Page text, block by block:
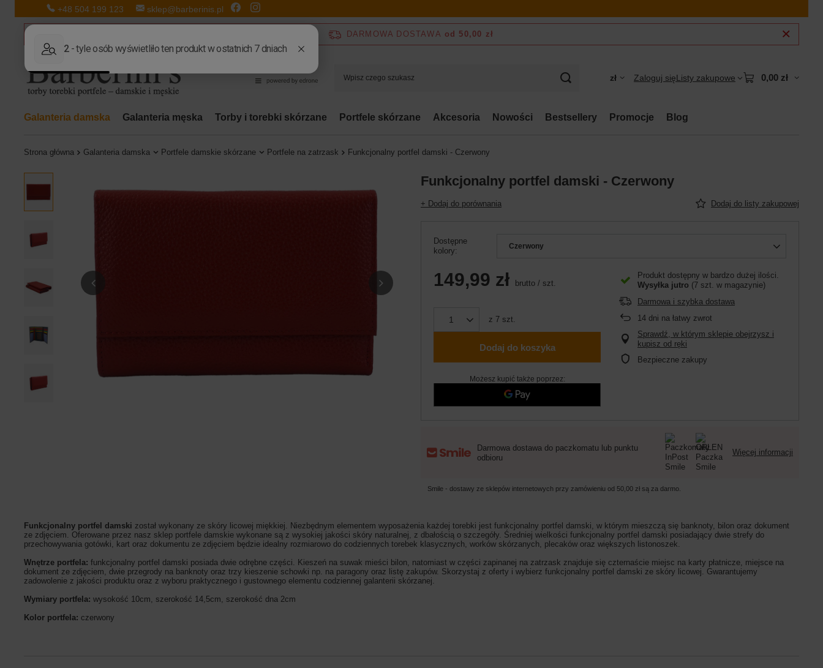
+48 504 199 123 sklep@barberinis.pl
DARMOWA DOSTAWA od 50,00 zł
zł Zaloguj sięListy zakupowe 0,00 zł
Galanteria damska Galanteria męska Torby i torebki skórzane Portfele skórzane Akcesoria Nowości Bestsellery Promocje Blog
Strona główna Galanteria damska Portfele damskie skórzane Portfele na zatrzask Funkcjonalny portfel damski - Czerwony
Funkcjonalny portfel damski - Czerwony
+ Dodaj do porównania Dodaj do listy zakupowej
Dostępne
kolory
Czerwony
149,99 zł brutto / szt.
z 7 szt.
Dodaj do koszyka
Możesz kupić także poprzez:
Produkt dostępny w bardzo dużej ilości
Wysyłka jutro (7 szt. w magazynie)
Darmowa i szybka dostawa
14 dni na łatwy zwrot
Sprawdź, w którym sklepie obejrzysz i
kupisz od ręki
Bezpieczne zakupy
Darmowa dostawa do paczkomatu lub punktu
odbioru
Więcej informacji
Smile - dostawy ze sklepów internetowych przy zamówieniu od 50,00 zł są za darmo.
Funkcjonalny portfel damski został wykonany ze skóry licowej miękkiej. Niezbędnym elementem wyposażenia każdej torebki jest funkcjonalny portfel damski, w którym mieszczą się banknoty, bilon oraz dokument
ze zdjęciem. Oferowane przez nasz sklep portfele damskie wykonane są z wysokiej jakości skóry naturalnej, z dbałością o szczegóły. Średniej wielkości funkcjonalny portfel damski posiadający dwie strefy do
przechowywania gotówki, kart oraz dokumentu ze zdjęciem będzie idealny rozmiarowo do codziennych torebek klasycznych, worków skórzanych, plecaków oraz większych listonoszek.
Wnętrze portfela: funkcjonalny portfel damski posiada dwie odrębne części. Kieszeń na suwak mieści bilon, natomiast w części zapinanej na zatrzask znajduje się czternaście miejsc na karty płatnicze, miejsce na
dokument ze zdjęciem, dwie przegrody na banknoty oraz trzy kieszenie schowki np. na paragony oraz listę zakupów. Skorzystaj z oferty i wybierz funkcjonalny portfel damski ze skóry licowej. Gwarantujemy
zadowolenie z jakości produktu oraz z wyboru praktycznego i gustownego elementu codziennej galanterii skórzanej.
Wymiary portfela: wysokość 10cm, szerokość 14,5cm, szerokość dna 2cm
Kolor portfela: czerwony